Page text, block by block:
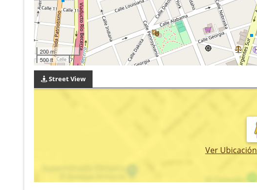
200 m
500 ft
Street View
Ver Ubicación